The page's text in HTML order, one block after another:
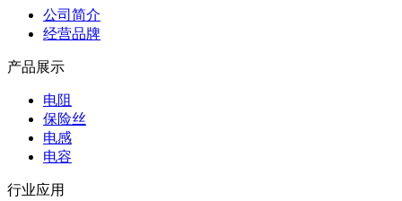
公司简介
经营品牌
产品展示
电阻
保险丝
电感
电容
行业应用